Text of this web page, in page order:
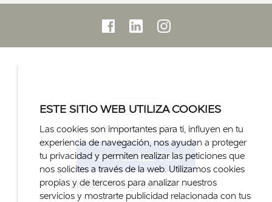
Atención al cliente
+34 932 122 300
info@clinicasagradafamilia.com
ESTE SITIO WEB UTILIZA COOKIES
Las cookies son importantes para ti, influyen en tu
experiencia de navegación, nos ayudan a proteger
tu privacidad y permiten realizar las peticiones que
nos solicites a través de la web. Utilizamos cookies
propias y de terceros para analizar nuestros
servicios y mostrarte publicidad relacionada con tus